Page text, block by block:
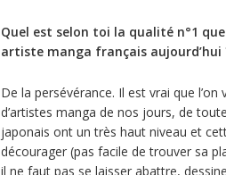
Quel est selon toi la qualité n°1
artiste manga français aujourd’hui
De la persévérance. Il est vrai que l’on
d’artistes manga de nos jours, de
japonais ont un très haut niveau et
décourager (pas facile de trouver sa
il ne faut pas se laisser abattre,